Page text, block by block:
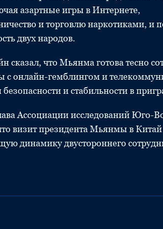
азартные игры в Интернете,
и торговлю наркотиками, и
двух народов.
что Мьянма готова тесно
с онлайн-гемблингом и
и стабильности в
Ассоциации исследований Юго-
визит президента Мьянмы в Китай
динамику двустороннего